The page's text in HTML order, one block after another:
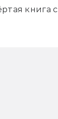
книга с